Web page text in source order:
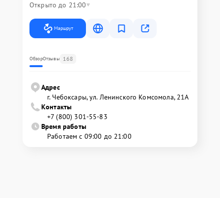
Открыто до 21:00
Маршрут
ОбзорОтзывы 168
Адрес
г. Чебоксары, ул. Ленинского Комсомола, 21А
Контакты
+7 (800) 301-55-83
Время работы
Работаем с 09:00 до 21:00